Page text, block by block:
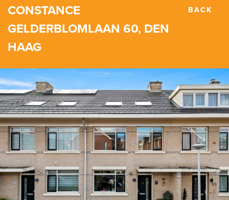
CONSTANCE
GELDERBLOMLAAN 60, DEN
HAAG
BACK
previous